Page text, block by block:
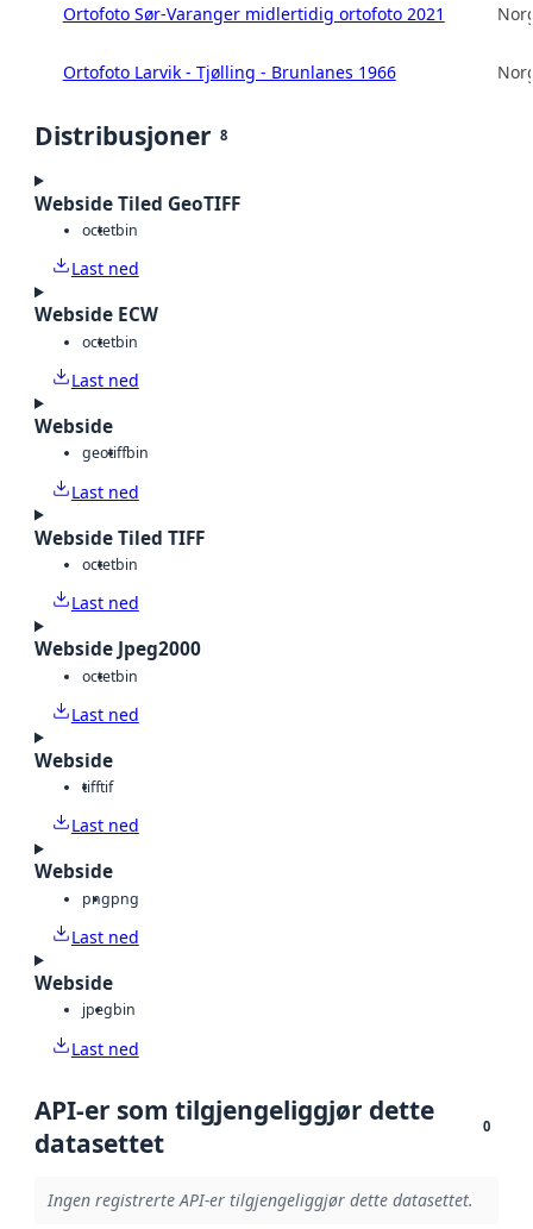
Ortofoto Sør-Varanger midlertidig ortofoto 2021
Ortofoto Larvik - Tjølling - Brunlanes 1966
Distribusjoner 8
Webside Tiled GeoTIFF
octetbin
Last ned
Webside ECW
octetbin
Last ned
Webside
geotiffbin
Last ned
Webside Tiled TIFF
octetbin
Last ned
Webside Jpeg2000
octetbin
Last ned
Webside
tifftif
Last ned
Webside
pngpng
Last ned
Webside
jpegbin
Last ned
API-er som tilgjengeliggjør dette
datasettet
0
Ingen registrerte API-er tilgjengeliggjør dette datasettet.